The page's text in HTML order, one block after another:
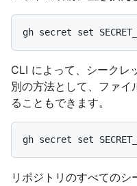
CLI によって、シークレ
別の方法として、ファイ
ることもできます。
リポジトリのすべてのシ